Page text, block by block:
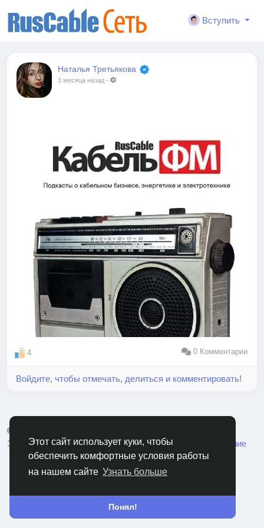
Этот сайт использует куки, чтобы
обеспечить комфортные условия работы
на нашем сайте Узнать больше
Понял!
Вступить
Наталья Третьякова
3 месяца назад -
4 0 Комментарии
Войдите, чтобы отмечать, делиться и комментировать!
© 2026 RusCable.Сеть
Экосистема Переменка Пользовательское Соглашение
Политика конфиденциальности Свяжитесь с нами